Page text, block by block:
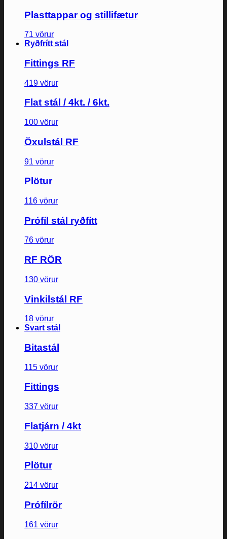
Plasttappar og stillifætur
71 vörur
Ryðfrítt stál
Fittings RF
419 vörur
Flat stál / 4kt. / 6kt.
100 vörur
Öxulstál RF
91 vörur
Plötur
116 vörur
Prófíl stál ryðfítt
76 vörur
RF RÖR
130 vörur
Vinkilstál RF
18 vörur
Svart stál
Bitastál
115 vörur
Fittings
337 vörur
Flatjárn / 4kt
310 vörur
Plötur
214 vörur
Prófílrör
161 vörur